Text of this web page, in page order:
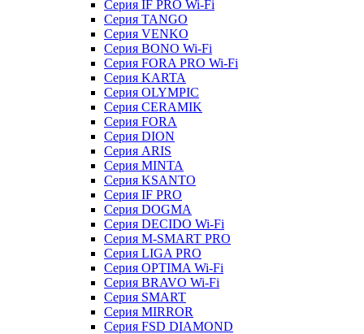
Серия IF PRO Wi-Fi
Серия TANGO
Серия VENKO
Серия BONO Wi-Fi
Серия FORA PRO Wi-Fi
Серия KARTA
Серия OLYMPIC
Серия CERAMIK
Серия FORA
Серия DION
Серия ARIS
Серия MINTA
Серия KSANTO
Серия IF PRO
Серия DOGMA
Серия DECIDO Wi-Fi
Серия M-SMART PRO
Серия LIGA PRO
Серия OPTIMA Wi-Fi
Серия BRAVO Wi-Fi
Серия SMART
Серия MIRROR
Серия FSD DIAMOND